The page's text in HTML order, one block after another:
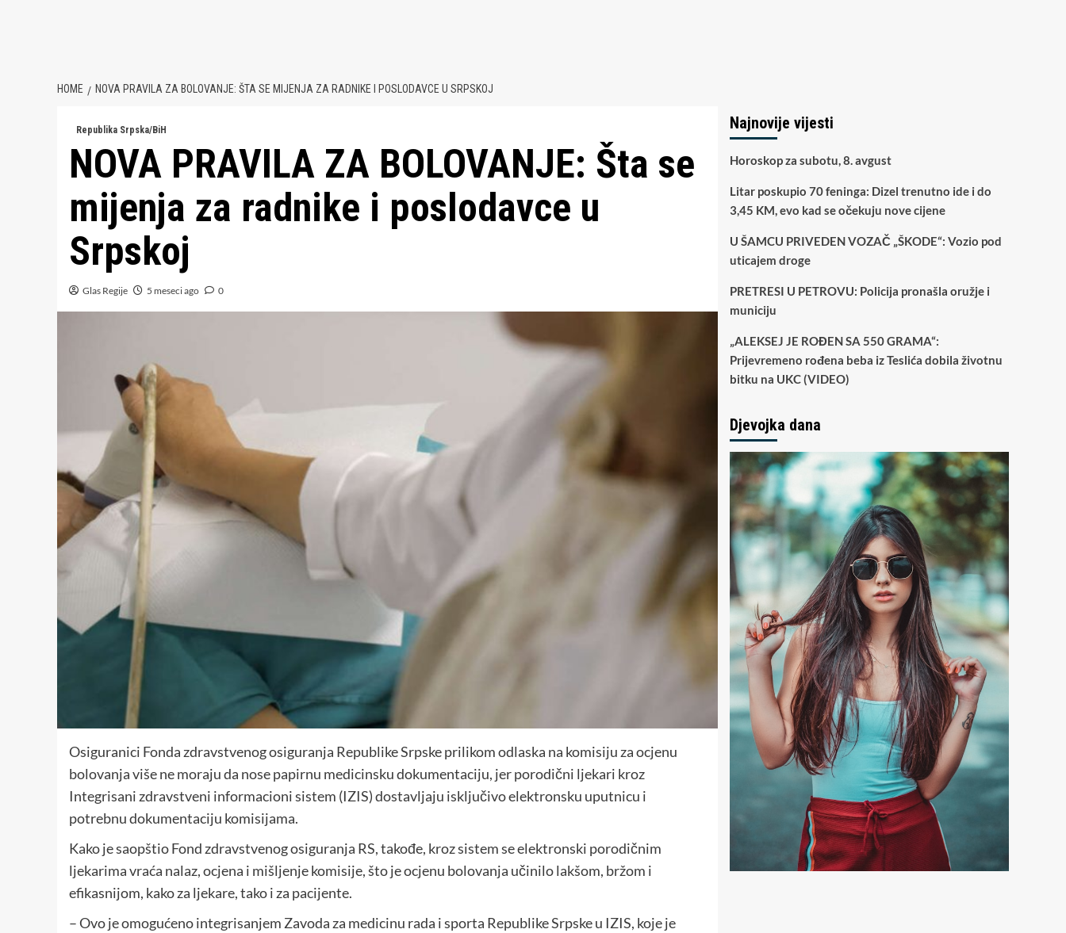
HOME NOVA PRAVILA ZA BOLOVANJE: ŠTA SE MIJENJA ZA RADNIKE I POSLODAVCE U SRPSKOJ
Republika Srpska/BiH
NOVA PRAVILA ZA BOLOVANJE: Šta se
mijenja za radnike i poslodavce u
Srpskoj
Glas Regije 5 meseci ago 0
Osiguranici Fonda zdravstvenog osiguranja Republike Srpske prilikom odlaska na komisiju za ocjenu
bolovanja više ne moraju da nose papirnu medicinsku dokumentaciju, jer porodični ljekari kroz
Integrisani zdravstveni informacioni sistem (IZIS) dostavljaju isključivo elektronsku uputnicu i
potrebnu dokumentaciju komisijama.
Kako je saopštio Fond zdravstvenog osiguranja RS, takođe, kroz sistem se elektronski porodičnim
ljekarima vraća nalaz, ocjena i mišljenje komisije, što je ocjenu bolovanja učinilo lakšom, bržom i
efikasnijom, kako za ljekare, tako i za pacijente.
– Ovo je omogućeno integrisanjem Zavoda za medicinu rada i sporta Republike Srpske u IZIS, koje je
Najnovije vijesti
Horoskop za subotu, 8. avgust
Litar poskupio 70 feninga: Dizel trenutno ide i do
3,45 KM, evo kad se očekuju nove cijene
U ŠAMCU PRIVEDEN VOZAČ „ŠKODE“: Vozio pod
uticajem droge
PRETRESI U PETROVU: Policija pronašla oružje i
municiju
„ALEKSEJ JE ROĐEN SA 550 GRAMA“:
Prijevremeno rođena beba iz Teslića dobila životnu
bitku na UKC (VIDEO)
Djevojka dana